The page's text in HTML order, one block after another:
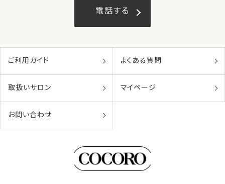
電話する
ご利用ガイド よくある質問
取扱いサロン マイページ
お問い合わせ